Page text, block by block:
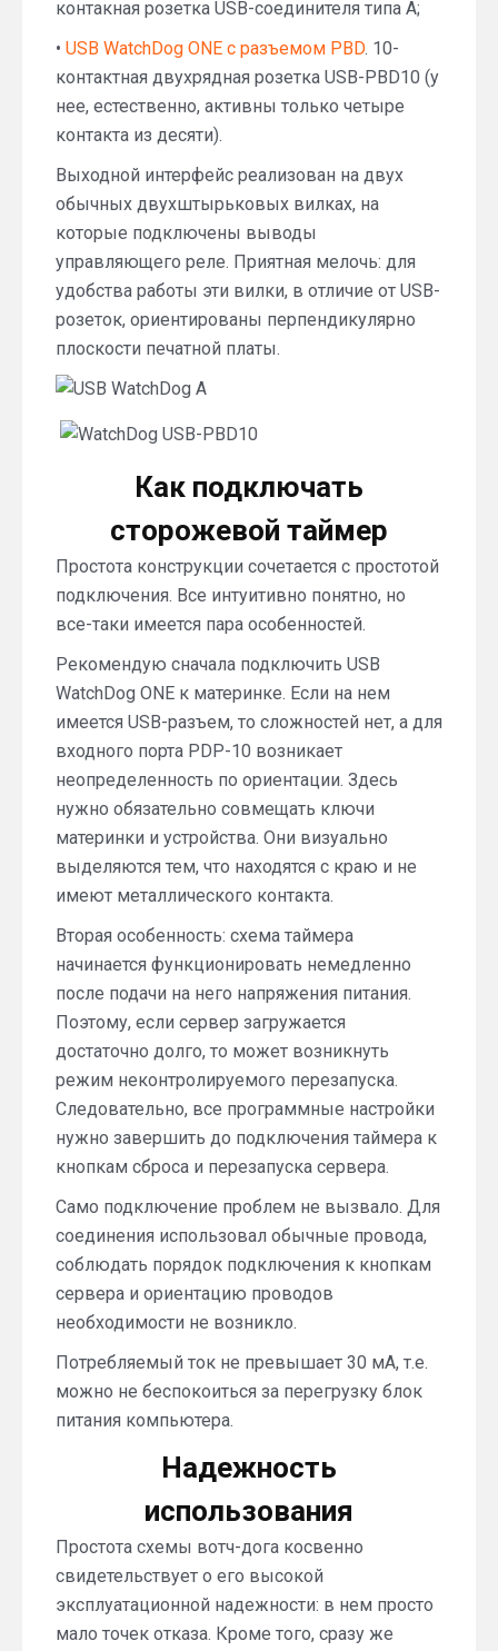
контакная розетка USB-соединителя типа А;
• USB WatchDog ONE с разъемом PBD. 10-
контактная двухрядная розетка USB-PBD10 (у
нее, естественно, активны только четыре
контакта из десяти).
Выходной интерфейс реализован на двух
обычных двухштырьковых вилках, на
которые подключены выводы
управляющего реле. Приятная мелочь: для
удобства работы эти вилки, в отличие от USB-
розеток, ориентированы перпендикулярно
плоскости печатной платы.
Как подключать
сторожевой таймер
Простота конструкции сочетается с простотой
подключения. Все интуитивно понятно, но
все-таки имеется пара особенностей.
Рекомендую сначала подключить USB
WatchDog ONE к материнке. Если на нем
имеется USB-разъем, то сложностей нет, а для
входного порта PDP-10 возникает
неопределенность по ориентации. Здесь
нужно обязательно совмещать ключи
материнки и устройства. Они визуально
выделяются тем, что находятся с краю и не
имеют металлического контакта.
Вторая особенность: схема таймера
начинается функционировать немедленно
после подачи на него напряжения питания.
Поэтому, если сервер загружается
достаточно долго, то может возникнуть
режим неконтролируемого перезапуска.
Следовательно, все программные настройки
нужно завершить до подключения таймера к
кнопкам сброса и перезапуска сервера.
Само подключение проблем не вызвало. Для
соединения использовал обычные провода,
соблюдать порядок подключения к кнопкам
сервера и ориентацию проводов
необходимости не возникло.
Потребляемый ток не превышает 30 мА, т.е.
можно не беспокоиться за перегрузку блок
питания компьютера.
Надежность
использования
Простота схемы вотч-дога косвенно
свидетельствует о его высокой
эксплуатационной надежности: в нем просто
мало точек отказа. Кроме того, сразу же